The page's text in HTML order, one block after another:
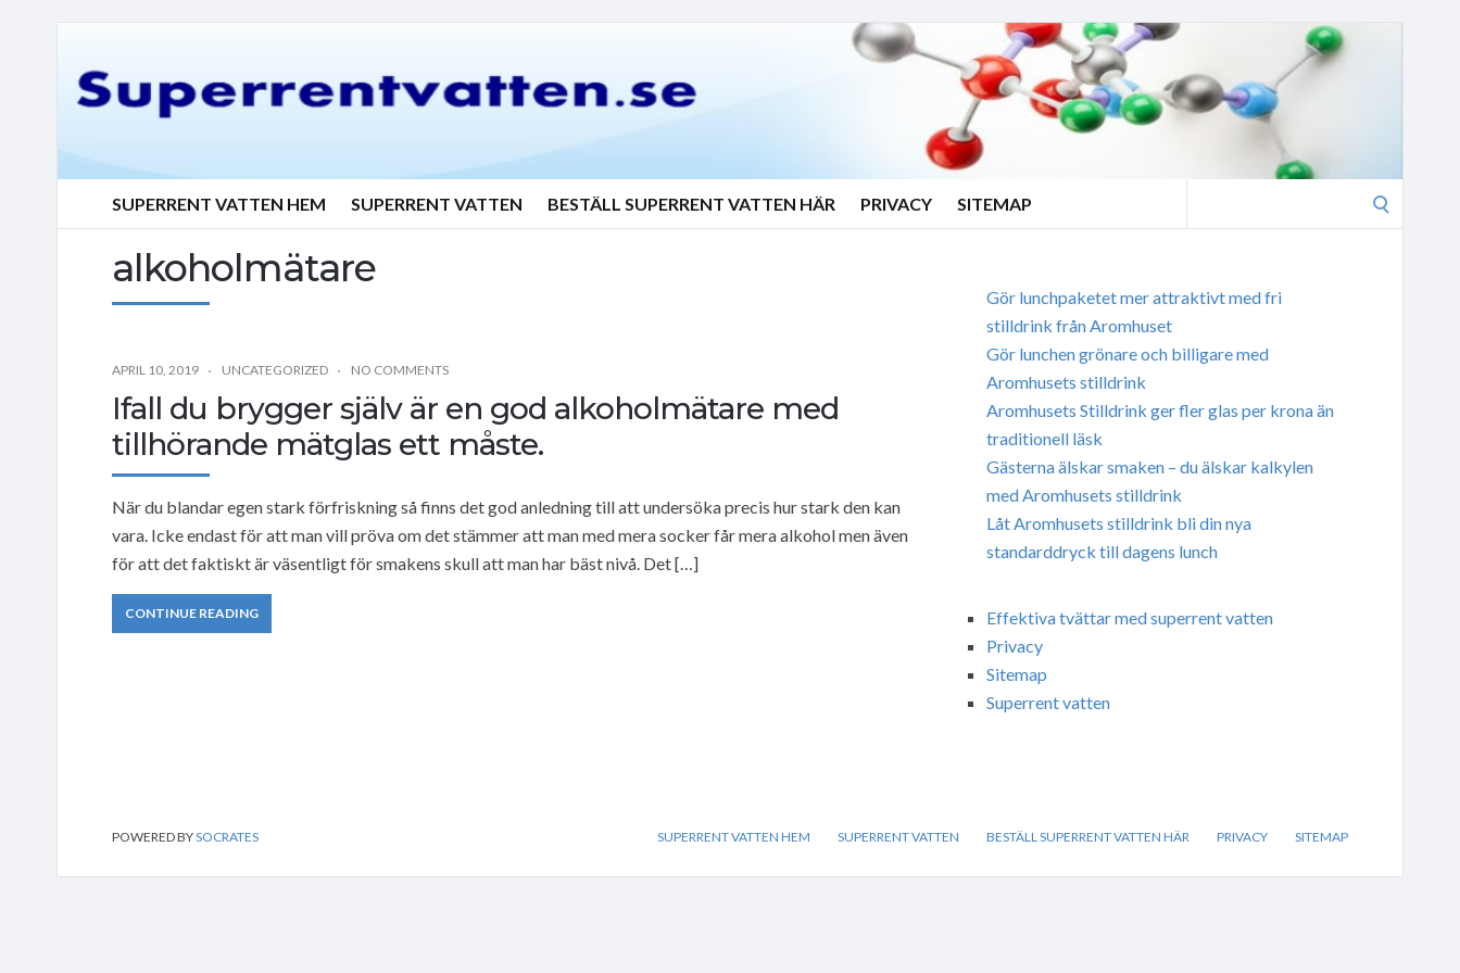
SUPERRENT VATTEN HEM SUPERRENT VATTEN BESTÄLL SUPERRENT VATTEN HÄR PRIVACY SITEMAP
alkoholmätare
APRIL 10, 2019 UNCATEGORIZED NO COMMENTS
Ifall du brygger själv är en god alkoholmätare med
tillhörande mätglas ett måste.
När du blandar egen stark förfriskning så finns det god anledning till att undersöka precis hur stark den kan
vara. Icke endast för att man vill pröva om det stämmer att man med mera socker får mera alkohol men även
för att det faktiskt är väsentligt för smakens skull att man har bäst nivå. Det […]
CONTINUE READING
Gör lunchpaketet mer attraktivt med fri
stilldrink från Aromhuset
Gör lunchen grönare och billigare med
Aromhusets stilldrink
Aromhusets Stilldrink ger fler glas per krona än
traditionell läsk
Gästerna älskar smaken – du älskar kalkylen
med Aromhusets stilldrink
Låt Aromhusets stilldrink bli din nya
standarddryck till dagens lunch
Effektiva tvättar med superrent vatten
Privacy
Sitemap
Superrent vatten
POWERED BYSOCRATES SUPERRENT VATTEN HEM SUPERRENT VATTEN BESTÄLL SUPERRENT VATTEN HÄR PRIVACY SITEMAP